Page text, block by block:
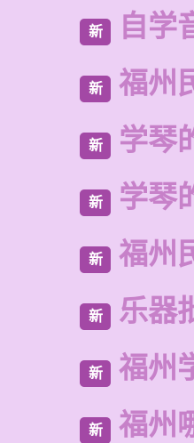
新 自学
新 福州
新 学琴
新 学琴
新 福州
新 乐器
新 福州
新 福州